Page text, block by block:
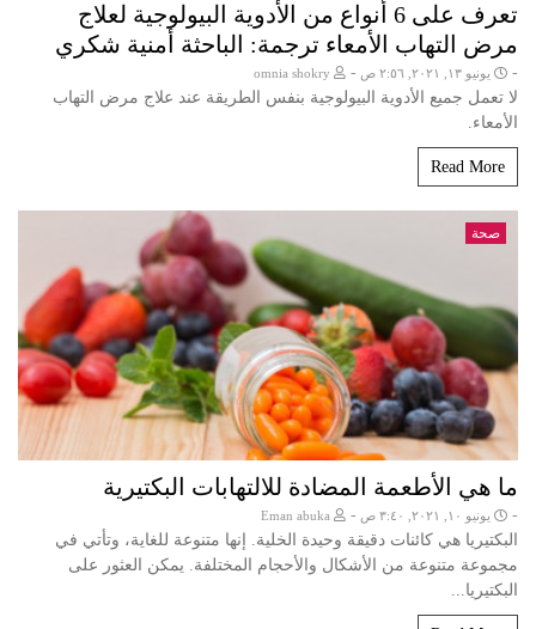
تعرف على 6 أنواع من الأدوية البيولوجية لعلاج
مرض التهاب الأمعاء ترجمة: الباحثة أمنية شكري
- يونيو ١٣, ٢٠٢١, ٢:٥٦ ص -
لا تعمل جميع الأدوية البيولوجية بنفس الطريقة عند علاج مرض التهاب
الأمعاء.
Read More
صحة
ما هي الأطعمة المضادة للالتهابات البكتيرية
- يونيو ١٠, ٢٠٢١, ٣:٤٠ ص -
البكتيريا هي كائنات دقيقة وحيدة الخلية. إنها متنوعة للغاية، وتأتي في
مجموعة متنوعة من الأشكال والأحجام المختلفة. يمكن العثور على
البكتيريا...